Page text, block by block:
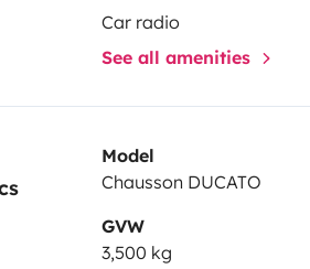
envie d’évasion ?Que ce soit pour
jusqu’au bout du monde…
avec vous 😊
Car radio
See all amenities
Model
Chausson DUCATO
GVW
3,500 kg